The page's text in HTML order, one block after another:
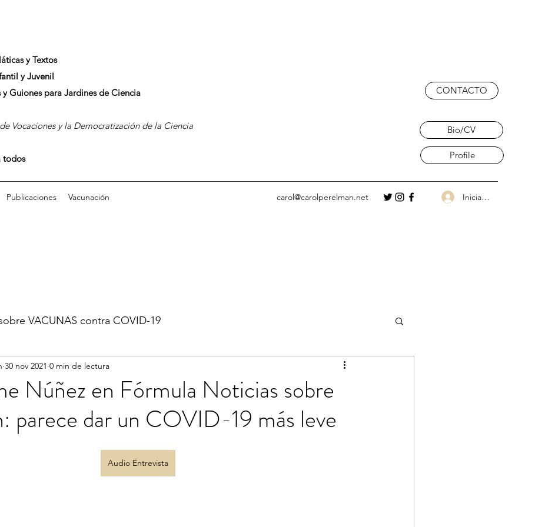
y Textos
y Juvenil
Guiones para Jardines de Ciencia
Vocaciones y la Democratización de la Ciencia
todos
CONTACTO
Bio/CV
Profile
Publicaciones Vacunación carol@carolperelman.net Iniciar sesión
VACUNAS contra COVID-19
Núñez en Fórmula Noticias sobre
parece dar un COVID-19 más leve
30 nov 2021 0 min de lectura
Audio Entrevista